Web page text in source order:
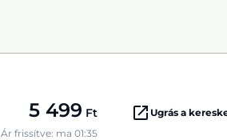
5 499 Ft
Ár frissítve: ma 01:35
Ugrás a